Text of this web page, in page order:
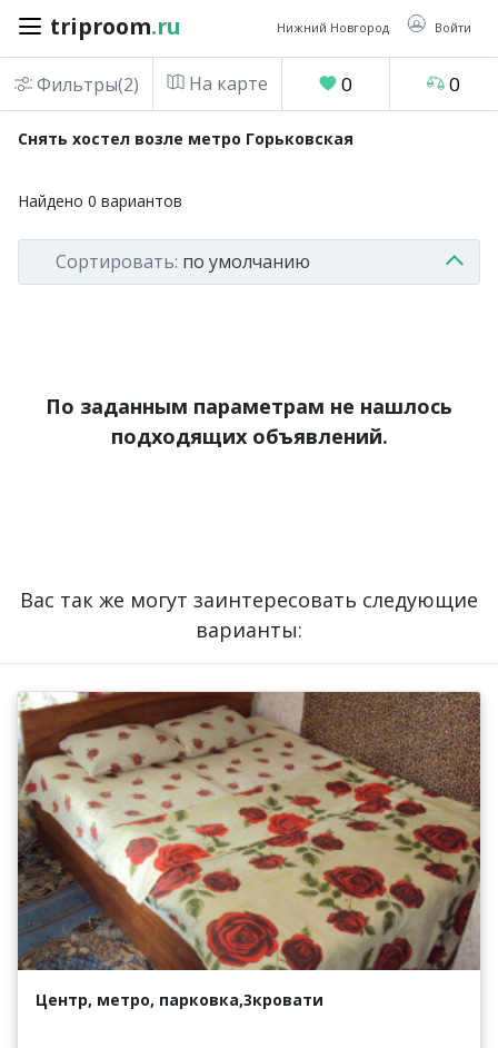
triproom.ru Нижний Новгород Войти
triproom .ru
рубль
Войти / Зарегистрироваться
Добавить
Фильтры(2) На карте 0 0
Снять хостел возле метро Горьковская
Найдено 0 вариантов
Сортировать: по умолчанию
По заданным параметрам не нашлось
подходящих объявлений.
Вас так же могут заинтересовать следующие
варианты:
Центр, метро, парковка,3кровати